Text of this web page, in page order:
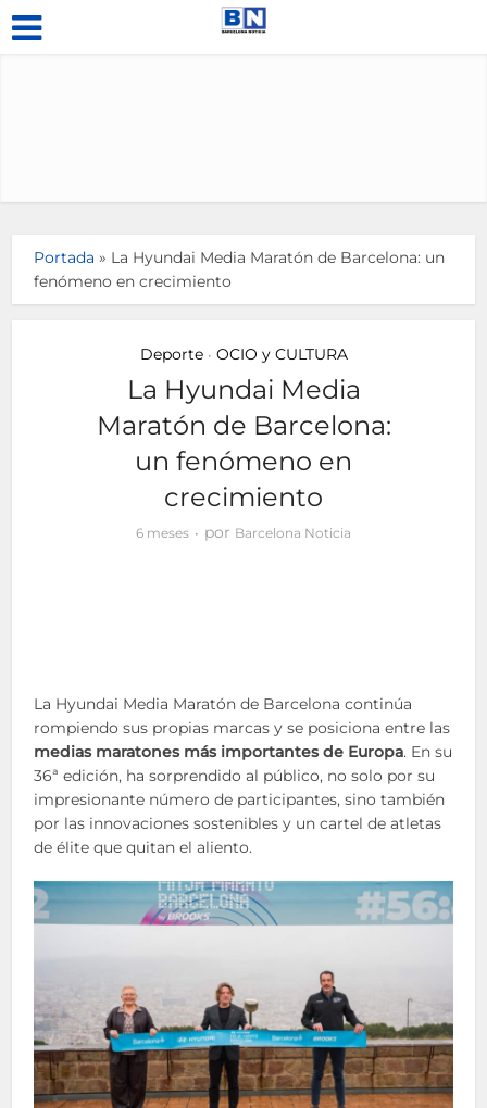
Portada » La Hyundai Media Maratón de Barcelona: un
fenómeno en crecimiento
Deporte • OCIO y CULTURA
La Hyundai Media
Maratón de Barcelona:
un fenómeno en
crecimiento
6 meses por Barcelona Noticia
La Hyundai Media Maratón de Barcelona continúa
rompiendo sus propias marcas y se posiciona entre las
medias maratones más importantes de Europa. En su
36ª edición, ha sorprendido al público, no solo por su
impresionante número de participantes, sino también
por las innovaciones sostenibles y un cartel de atletas
de élite que quitan el aliento.